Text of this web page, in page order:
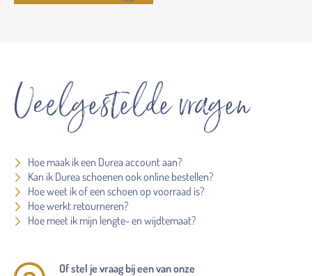
Veelgestelde vragen
Hoe maak ik een Durea account aan?
Kan ik Durea schoenen ook online bestellen?
Hoe weet ik of een schoen op voorraad is?
Hoe werkt retourneren?
Hoe meet ik mijn lengte- en wijdtemaat?
Of stel je vraag bij een van onze